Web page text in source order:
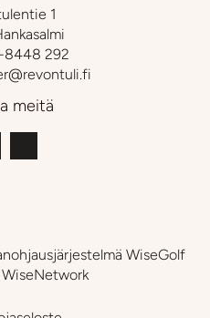
1
8448 292
meitä
WiseGolf
WiseNetwork